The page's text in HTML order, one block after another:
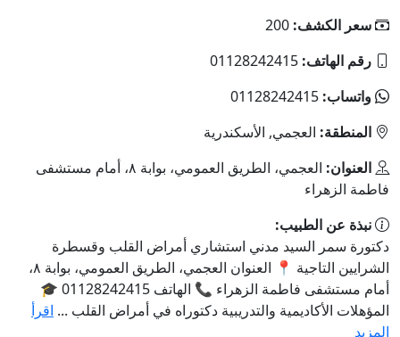
200
01128242415
01128242415
العجمي, الأسكندرية
العجمي، الطريق العمومي، بوابة ٨، أمام مستشفى
الطبيب:
السيد مدني استشاري أمراض القلب وقسطرة
الشرايين التاجية 📍 العنوان العجمي، الطريق العمومي، بوابة ٨،
أمام مستشفى فاطمة الزهراء 📞 الهاتف 01128242415 🎓
والتدريبية دكتوراه في أمراض القلب ...اقرأ